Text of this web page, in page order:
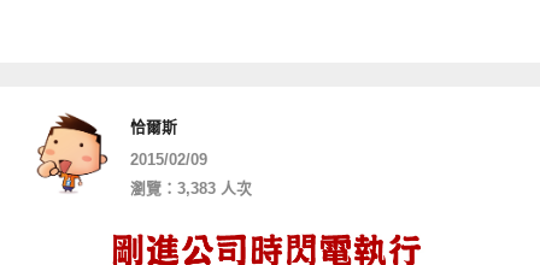
恰爾斯
2015/02/09
瀏覽：3,383 人次